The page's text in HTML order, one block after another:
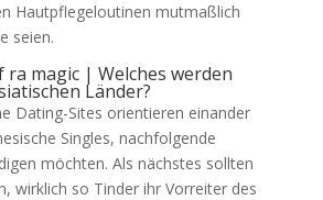
Hautpflegeloutinen mutmaßlich
seien.
ra magic | Welches werden
Länder?
Dating-Sites orientieren einander
Singles, nachfolgende
möchten. Als nächstes sollten
wirklich so Tinder ihr Vorreiter des